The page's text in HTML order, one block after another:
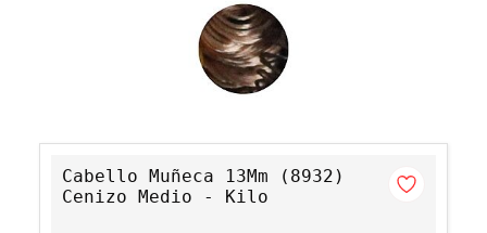
Cabello Muñeca 13Mm (8932)
Cenizo Medio - Kilo